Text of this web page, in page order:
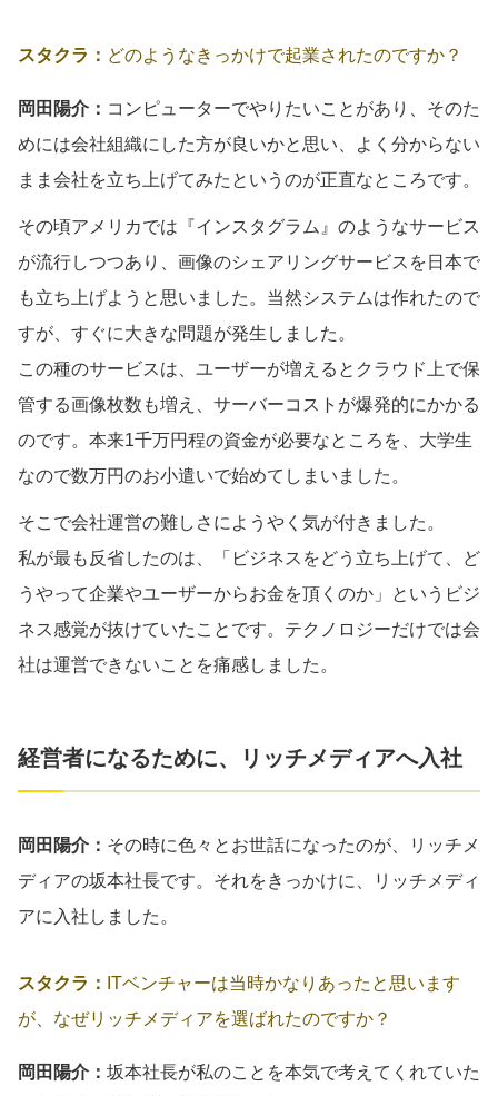
スタクラ： どのようなきっかけで起業されたのですか？
岡田陽介： コンピューターでやりたいことがあり、そのた
めには会社組織にした方が良いかと思い、よく分からない
まま会社を立ち上げてみたというのが正直なところです。
その頃アメリカでは『インスタグラム』のようなサービス
が流行しつつあり、画像のシェアリングサービスを日本で
も立ち上げようと思いました。当然システムは作れたので
すが、すぐに大きな問題が発生しました。
この種のサービスは、ユーザーが増えるとクラウド上で保
管する画像枚数も増え、サーバーコストが爆発的にかかる
のです。本来1千万円程の資金が必要なところを、大学生
なので数万円のお小遣いで始めてしまいました。
そこで会社運営の難しさにようやく気が付きました。
私が最も反省したのは、「ビジネスをどう立ち上げて、ど
うやって企業やユーザーからお金を頂くのか」というビジ
ネス感覚が抜けていたことです。テクノロジーだけでは会
社は運営できないことを痛感しました。
経営者になるために、リッチメディアへ入社
岡田陽介： その時に色々とお世話になったのが、リッチメ
ディアの坂本社長です。それをきっかけに、リッチメディ
アに入社しました。
スタクラ： ITベンチャーは当時かなりあったと思います
が、なぜリッチメディアを選ばれたのですか？
岡田陽介： 坂本社長が私のことを本気で考えてくれていた